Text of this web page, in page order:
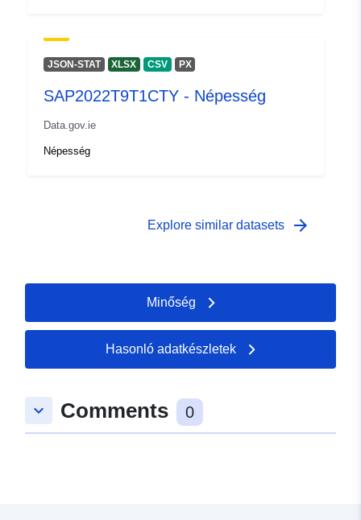
JSON-STAT XLSX CSV PX
SAP2022T9T1CTY - Népesség
Data.gov.ie
Népesség
Explore similar datasets arrow_forward
Minőség
Hasonló adatkészletek
keyboard_arrow_down Comments 0